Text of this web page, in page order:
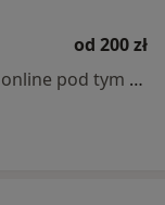
od 200 zł
Specjalista nie oferuje umawiania online pod tym adresem.